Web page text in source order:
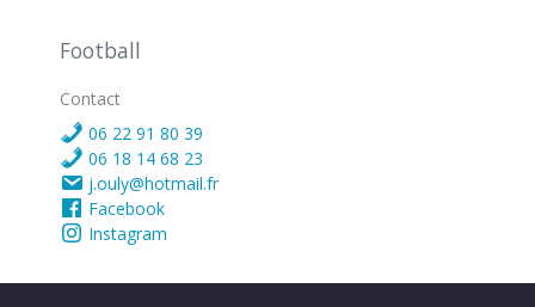
Football
Contact
06 22 91 80 39
06 18 14 68 23
j.ouly@hotmail.fr
Facebook
Instagram